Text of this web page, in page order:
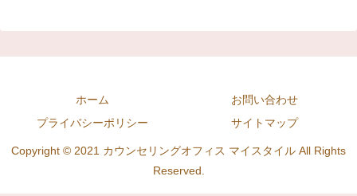
ホーム
お問い合わせ
プライバシーポリシー
サイトマップ
Copyright © 2021 カウンセリングオフィス マイスタイル All Rights
Reserved.